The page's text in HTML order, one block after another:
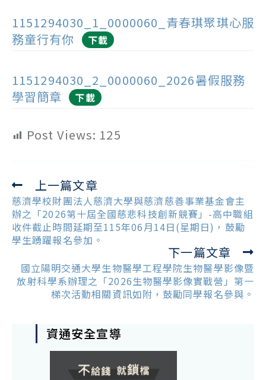
1151294030_1_0000060_青春琪聚琪心服
務童行有你
下載
1151294030_2_0000060_2026暑假服務
學習簡章
下載
Post Views: 125
Read
more
articles
上一篇文章
慈濟學校財團法人慈濟大學與慈濟慈善事業基金會主
辦之「2026第十屆全國慈悲科技創新競賽」-高中職組
收件截止時間延期至115年06月14日(星期日)，鼓勵
學生踴躍報名參加。
下一篇文章
國立陽明交通大學生物醫學工程學院生物醫學影像暨
放射科學系辦理之「2026生物醫學影像實戰營」第一
梯次活動相關資訊如附，鼓勵同學報名參與。
資通安全宣導